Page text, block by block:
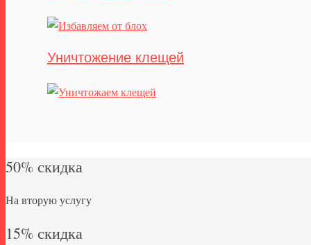
Уничтожение клещей
50% скидка
На вторую услугу
15% скидка